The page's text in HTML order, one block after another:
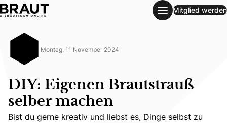
Mitglied werden
Montag, 11 November 2024
DIY: Eigenen Brautstrauß
selber machen
Bist du gerne kreativ und liebst es, Dinge selbst zu